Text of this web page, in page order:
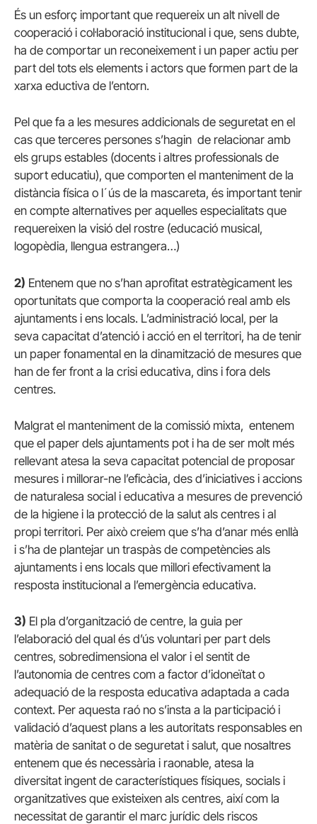
És un esforç important que requereix un alt nivell de
cooperació i col·laboració institucional i que, sens dubte,
ha de comportar un reconeixement i un paper actiu per
part del tots els elements i actors que formen part de la
xarxa eductiva de l’entorn.
Pel que fa a les mesures addicionals de seguretat en el
cas que terceres persones s’hagin de relacionar amb
els grups estables (docents i altres professionals de
suport educatiu), que comporten el manteniment de la
distància física o l´ús de la mascareta, és important tenir
en compte alternatives per aquelles especialitats que
requereixen la visió del rostre (educació musical,
logopèdia, llengua estrangera…)
2) Entenem que no s’han aprofitat estratègicament les
oportunitats que comporta la cooperació real amb els
ajuntaments i ens locals. L’administració local, per la
seva capacitat d’atenció i acció en el territori, ha de tenir
un paper fonamental en la dinamització de mesures que
han de fer front a la crisi educativa, dins i fora dels
centres.
Malgrat el manteniment de la comissió mixta, entenem
que el paper dels ajuntaments pot i ha de ser molt més
rellevant atesa la seva capacitat potencial de proposar
mesures i millorar-ne l’eficàcia, des d’iniciatives i accions
de naturalesa social i educativa a mesures de prevenció
de la higiene i la protecció de la salut als centres i al
propi territori. Per això creiem que s’ha d’anar més enllà
i s’ha de plantejar un traspàs de competències als
ajuntaments i ens locals que millori efectivament la
resposta institucional a l’emergència educativa.
3) El pla d’organització de centre, la guia per
l’elaboració del qual és d’ús voluntari per part dels
centres, sobredimensiona el valor i el sentit de
l’autonomia de centres com a factor d’idoneïtat o
adequació de la resposta educativa adaptada a cada
context. Per aquesta raó no s’insta a la participació i
validació d’aquest plans a les autoritats responsables en
matèria de sanitat o de seguretat i salut, que nosaltres
entenem que és necessària i raonable, atesa la
diversitat ingent de característiques físiques, socials i
organitzatives que existeixen als centres, així com la
necessitat de garantir el marc jurídic dels riscos